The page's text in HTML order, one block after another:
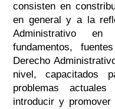
consisten en
en general y a la
Administrativo en
fundamentos,
Derecho
nivel, capacitados
problemas
introducir y